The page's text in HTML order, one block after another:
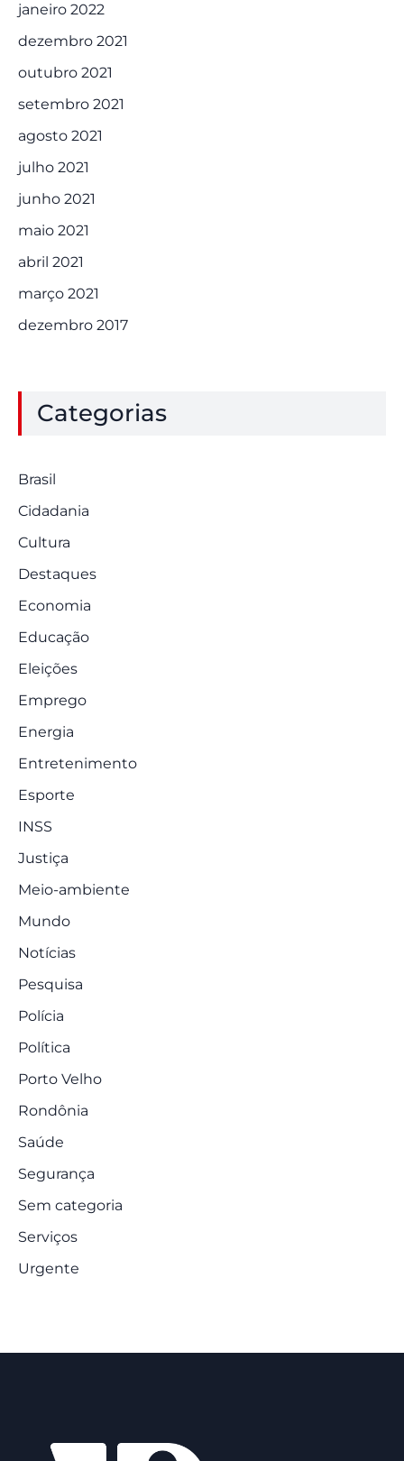
janeiro 2022
dezembro 2021
outubro 2021
setembro 2021
agosto 2021
julho 2021
junho 2021
maio 2021
abril 2021
março 2021
dezembro 2017
Categorias
Brasil
Cidadania
Cultura
Destaques
Economia
Educação
Eleições
Emprego
Energia
Entretenimento
Esporte
INSS
Justiça
Meio-ambiente
Mundo
Notícias
Pesquisa
Polícia
Política
Porto Velho
Rondônia
Saúde
Segurança
Sem categoria
Serviços
Urgente